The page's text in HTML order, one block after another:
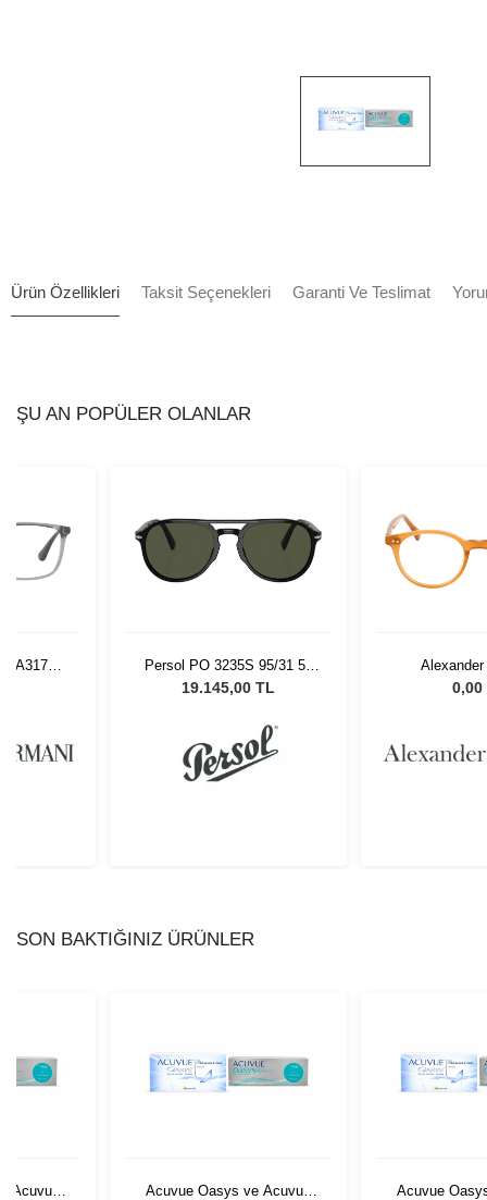
Ürün Özellikleri Taksit Seçenekleri Garanti Ve Teslimat
ŞU AN POPÜLER OLANLAR
Persol PO 3235S 95/31 55
Unisex Güneş Gözlüğü
19.145,00 TL 0,00
SON BAKTIĞINIZ ÜRÜNLER
Acuvue
Acuvue Oasys ve Acuvue
Acuvue